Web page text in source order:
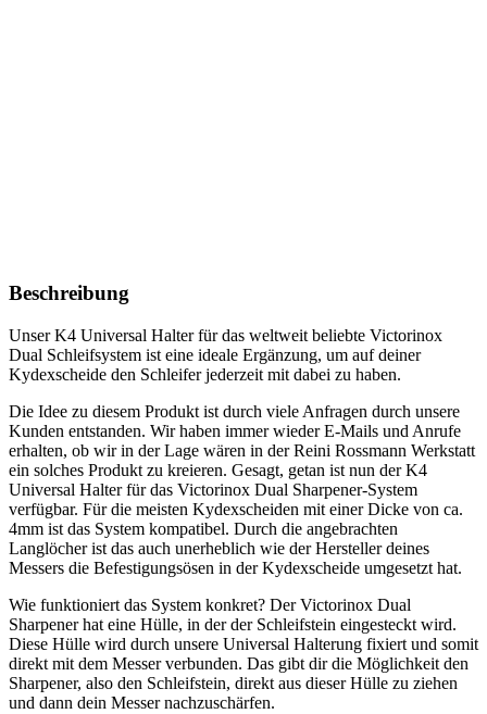
Beschreibung
Unser K4 Universal Halter für das weltweit beliebte Victorinox
Dual Schleifsystem ist eine ideale Ergänzung, um auf deiner
Kydexscheide den Schleifer jederzeit mit dabei zu haben.
Die Idee zu diesem Produkt ist durch viele Anfragen durch unsere
Kunden entstanden. Wir haben immer wieder E-Mails und Anrufe
erhalten, ob wir in der Lage wären in der Reini Rossmann Werkstatt
ein solches Produkt zu kreieren. Gesagt, getan ist nun der K4
Universal Halter für das Victorinox Dual Sharpener-System
verfügbar. Für die meisten Kydexscheiden mit einer Dicke von ca.
4mm ist das System kompatibel. Durch die angebrachten
Langlöcher ist das auch unerheblich wie der Hersteller deines
Messers die Befestigungsösen in der Kydexscheide umgesetzt hat.
Wie funktioniert das System konkret? Der Victorinox Dual
Sharpener hat eine Hülle, in der der Schleifstein eingesteckt wird.
Diese Hülle wird durch unsere Universal Halterung fixiert und somit
direkt mit dem Messer verbunden. Das gibt dir die Möglichkeit den
Sharpener, also den Schleifstein, direkt aus dieser Hülle zu ziehen
und dann dein Messer nachzuschärfen.